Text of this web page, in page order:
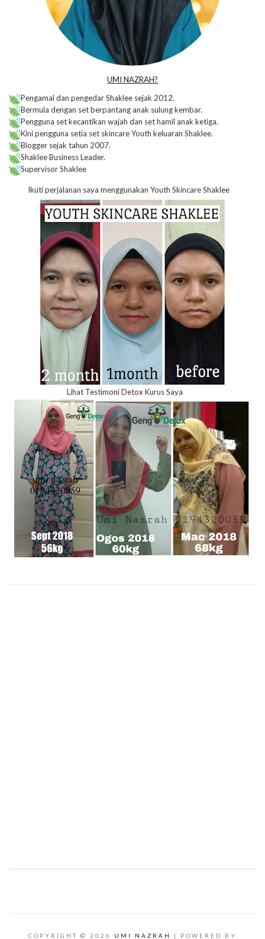
UMI NAZRAH?
Pengamal dan pengedar Shaklee sejak 2012.
Bermula dengan set berpantang anak sulung kembar.
Pengguna set kecantikan wajah dan set hamil anak ketiga.
Kini pengguna setia set skincare Youth keluaran Shaklee.
Blogger sejak tahun 2007.
Shaklee Business Leader.
Supervisor Shaklee
Ikuti perjalanan saya menggunakan Youth Skincare Shaklee
Lihat Testimoni Detox Kurus Saya
COPYRIGHT © 2026 UMI NAZRAH | POWERED BY